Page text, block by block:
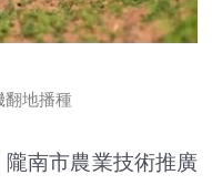
翻地播種
南市農業技術推廣